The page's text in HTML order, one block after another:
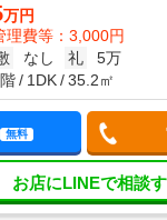
万円
理費等：3,000円
なし 礼
5万
1DK 35.2㎡
無料
お店にLINEで相談